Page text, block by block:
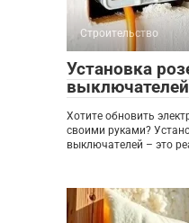
Строительство
Установка
Хотите обновить
своими руками?
выключателей – это